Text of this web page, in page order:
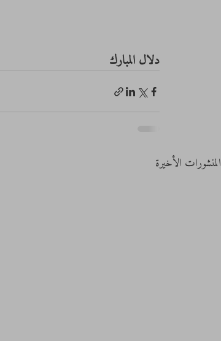
دلال المبارك
المنشورات الأخيرة